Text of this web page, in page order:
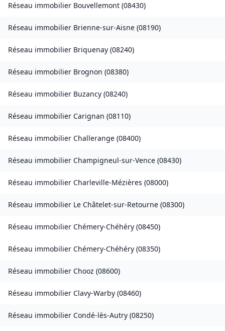
Réseau immobilier Bouvellemont (08430)
Réseau immobilier Brienne-sur-Aisne (08190)
Réseau immobilier Briquenay (08240)
Réseau immobilier Brognon (08380)
Réseau immobilier Buzancy (08240)
Réseau immobilier Carignan (08110)
Réseau immobilier Challerange (08400)
Réseau immobilier Champigneul-sur-Vence (08430)
Réseau immobilier Charleville-Mézières (08000)
Réseau immobilier Le Châtelet-sur-Retourne (08300)
Réseau immobilier Chémery-Chéhéry (08450)
Réseau immobilier Chémery-Chéhéry (08350)
Réseau immobilier Chooz (08600)
Réseau immobilier Clavy-Warby (08460)
Réseau immobilier Condé-lès-Autry (08250)